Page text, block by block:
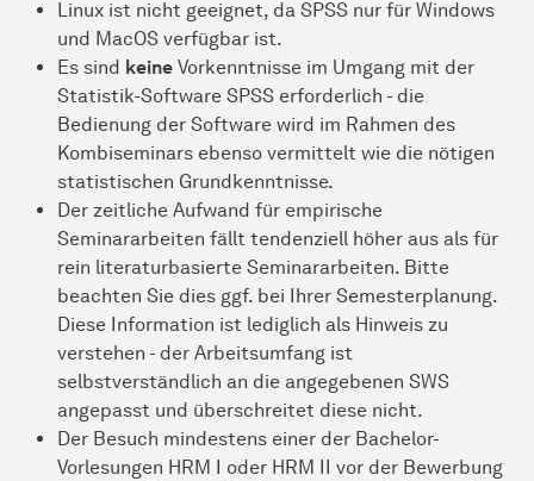
Linux ist nicht geeignet, da SPSS nur für Windows
und MacOS verfügbar ist.
Es sind keine Vorkenntnisse im Umgang mit der
Statistik-Software SPSS erforderlich - die
Bedienung der Software wird im Rahmen des
Kombiseminars ebenso vermittelt wie die nötigen
statistischen Grundkenntnisse.
Der zeitliche Aufwand für empirische
Seminararbeiten fällt tendenziell höher aus als für
rein literaturbasierte Seminararbeiten. Bitte
beachten Sie dies ggf. bei Ihrer Semesterplanung.
Diese Information ist lediglich als Hinweis zu
verstehen - der Arbeitsumfang ist
selbstverständlich an die angegebenen SWS
angepasst und überschreitet diese nicht.
Der Besuch mindestens einer der Bachelor-
Vorlesungen HRM I oder HRM II vor der Bewerbung